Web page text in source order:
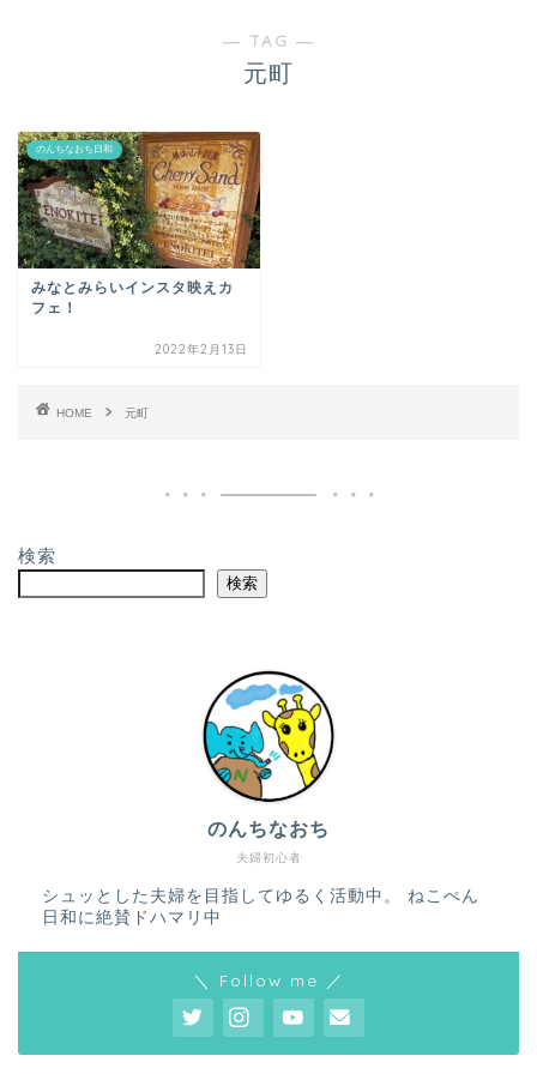
― TAG ―
元町
のんちなおち日和
みなとみらいインスタ映えカ
フェ！
2022年2月13日
HOME 元町
検索
検索
夫婦初心者
のんちなおち
シュッとした夫婦を目指してゆるく活動中。 ねこぺん
日和に絶賛ドハマリ中
＼ Follow me ／